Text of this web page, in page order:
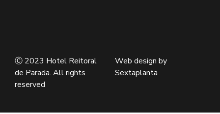
Ⓒ 2023 Hotel Reitoral
de Parada. All rights
reserved
Web design by
Sextaplanta